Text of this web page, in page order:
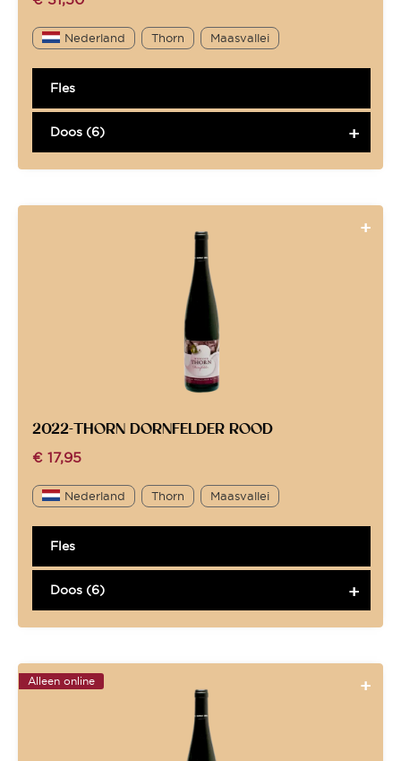
Nederland Thorn Maasvallei
Fles
Doos (6)
2022-THORN DORNFELDER ROOD
€ 17,95
Nederland Thorn Maasvallei
Fles
Doos (6)
Alleen online